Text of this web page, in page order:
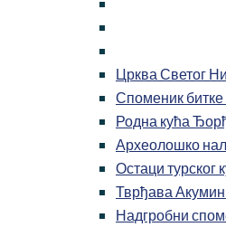
Црква Светог
Споменик
Родна кућа
Археолошко
Остаци турског
Тврђава
Надгробни